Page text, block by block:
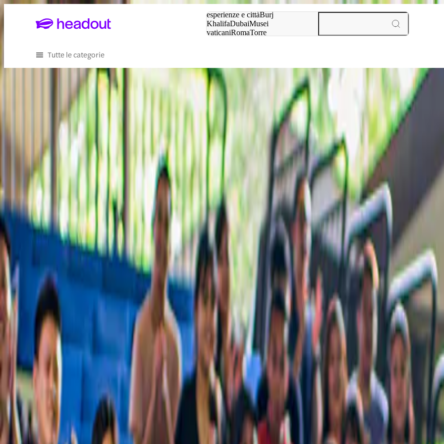
Cerca:
esperienze e cittàBurj
KhalifaDubaiMusei
vaticaniRomaTorre
Tutte le categorie
Scopri il meglio di Suzuka
Una collezione accuratamente selezionata dei migliori tour della città, delle attrazioni iconiche e delle cose che non puoi assolutamente
Scelto da oltre 54 milioni di persone in tutto il mondo
Scopri perché milioni di clienti scelgono noi
Milioni di clienti scelgono di affidarsi a noi